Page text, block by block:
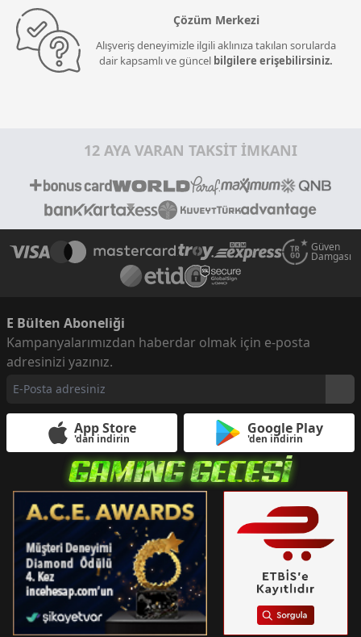
Çözüm Merkezi
Alışveriş deneyimizle ilgili aklınıza takılan sorularda
dair kapsamlı ve güncel bilgilere erişebilirsiniz.
12 AYA VARAN TAKSİT İMKANI
Güven
Damgası
E Bülten Aboneliği
Kampanyalarımızdan haberdar olmak için e-posta
adresinizi yazınız.
App Store
'dan indirin
Google Play
'den indirin